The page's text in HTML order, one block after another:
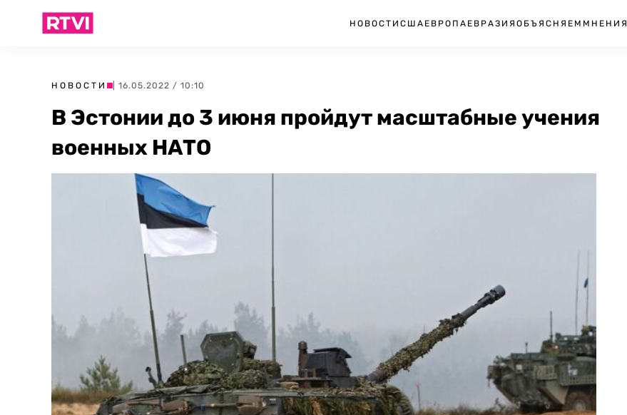
НОВОСТИ США ЕВРОПА ЕВРАЗИЯ ОБЪЯСНЯЕМ МНЕНИЯ
НОВОСТИ | 16.05.2022 / 10:10
В Эстонии до 3 июня пройдут масштабные учения
военных НАТО